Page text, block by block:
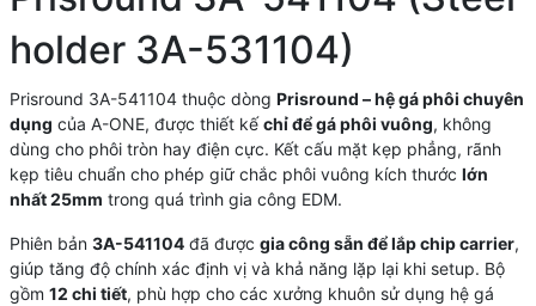
holder 3A-531104)
Prisround 3A-541104 thuộc dòng Prisround – hệ gá phôi chuyên
dụng của A-ONE, được thiết kếchỉ để gá phôi vuông, không
dùng cho phôi tròn hay điện cực. Kết cấu mặt kẹp phẳng, rãnh
kẹp tiêu chuẩn cho phép giữ chắc phôi vuông kích thước lớn
nhất 25mm trong quá trình gia công EDM.
Phiên bản 3A-541104đã được gia công sẵn để lắp chip carrier,
giúp tăng độ chính xác định vị và khả năng lặp lại khi setup. Bộ
gồm 12 chi tiết, phù hợp cho các xưởng khuôn sử dụng hệ gá